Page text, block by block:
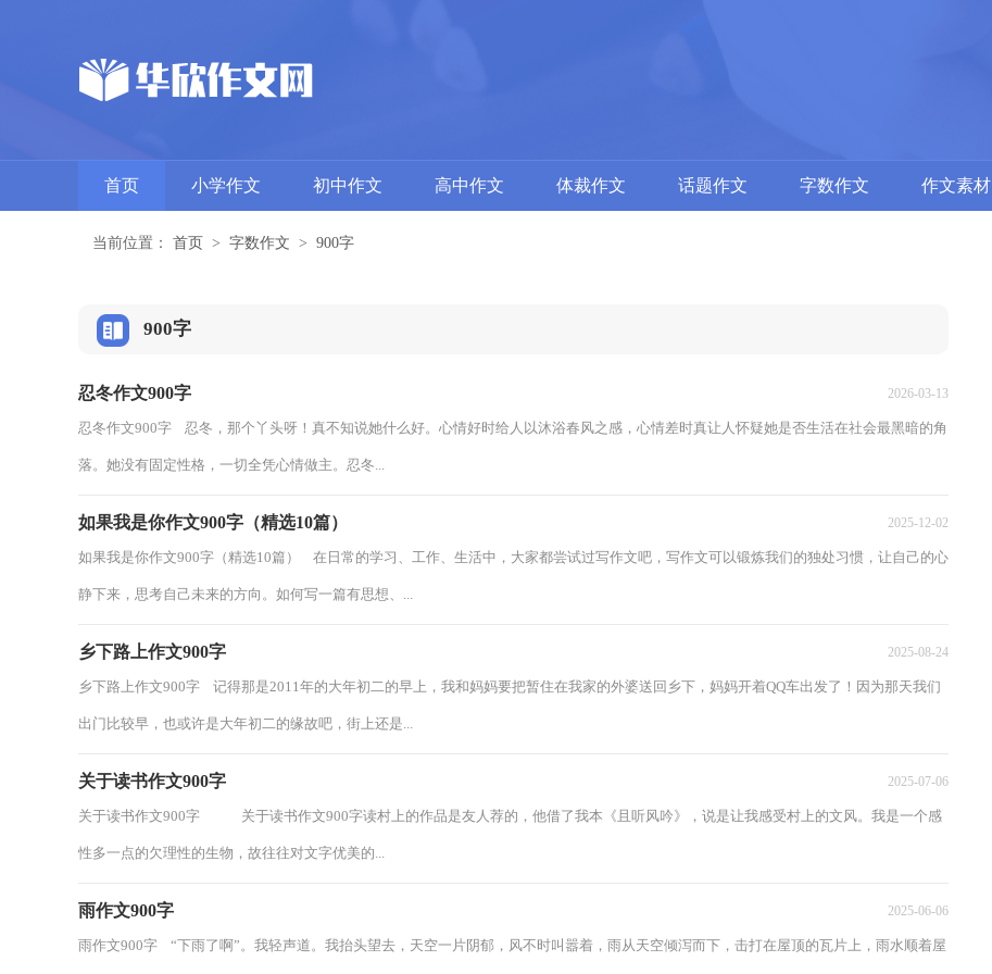
首页 小学作文 初中作文 高中作文 体裁作文 话题作文 字数作文 作文素材
当前位置： 首页 > 字数作文 > 900字
900字
忍冬作文900字 2026-03-13
忍冬作文900字 忍冬，那个丫头呀！真不知说她什么好。心情好时给人以沐浴春风之感，心情差时真让人怀疑她是否生活在社会最黑暗的角
落。她没有固定性格，一切全凭心情做主。忍冬...
如果我是你作文900字（精选10篇） 2025-12-02
如果我是你作文900字（精选10篇） 在日常的学习、工作、生活中，大家都尝试过写作文吧，写作文可以锻炼我们的独处习惯，让自己的心
静下来，思考自己未来的方向。如何写一篇有思想、...
乡下路上作文900字 2025-08-24
乡下路上作文900字 记得那是2011年的大年初二的早上，我和妈妈要把暂住在我家的外婆送回乡下，妈妈开着QQ车出发了！因为那天我们
出门比较早，也或许是大年初二的缘故吧，街上还是...
关于读书作文900字 2025-07-06
关于读书作文900字 关于读书作文900字读村上的作品是友人荐的，他借了我本《且听风吟》，说是让我感受村上的文风。我是一个感
性多一点的欠理性的生物，故往往对文字优美的...
雨作文900字 2025-06-06
雨作文900字 “下雨了啊”。我轻声道。我抬头望去，天空一片阴郁，风不时叫嚣着，雨从天空倾泻而下，击打在屋顶的瓦片上，雨水顺着屋